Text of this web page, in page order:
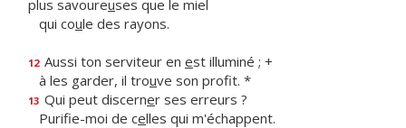
plus savoureuses que le miel
qui coule des rayons.
12 Aussi ton serviteur en est illuminé ; +
à les garder, il trouve son profit. *
13 Qui peut discerner ses erreurs ?
Purifie-moi de celles qui m'échappent.